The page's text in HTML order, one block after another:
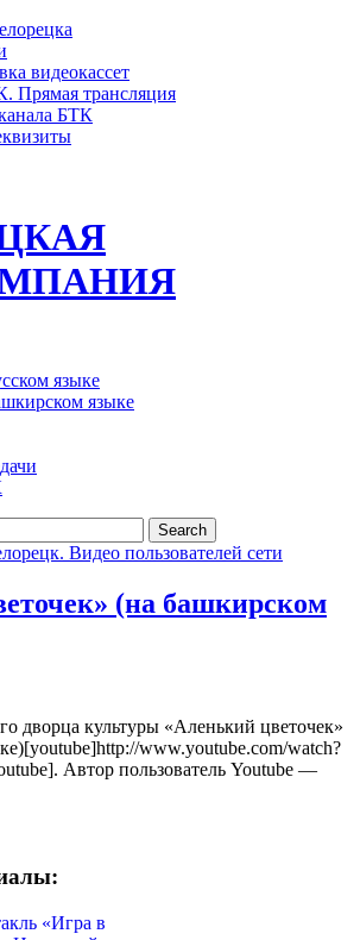
видеокассет
Прямая трансляция
БТК
языке
языке
Видео пользователей сети
(на башкирском
дворца культуры «Аленький цветочек»
www.youtube.com/watch?
Автор пользователь Youtube —